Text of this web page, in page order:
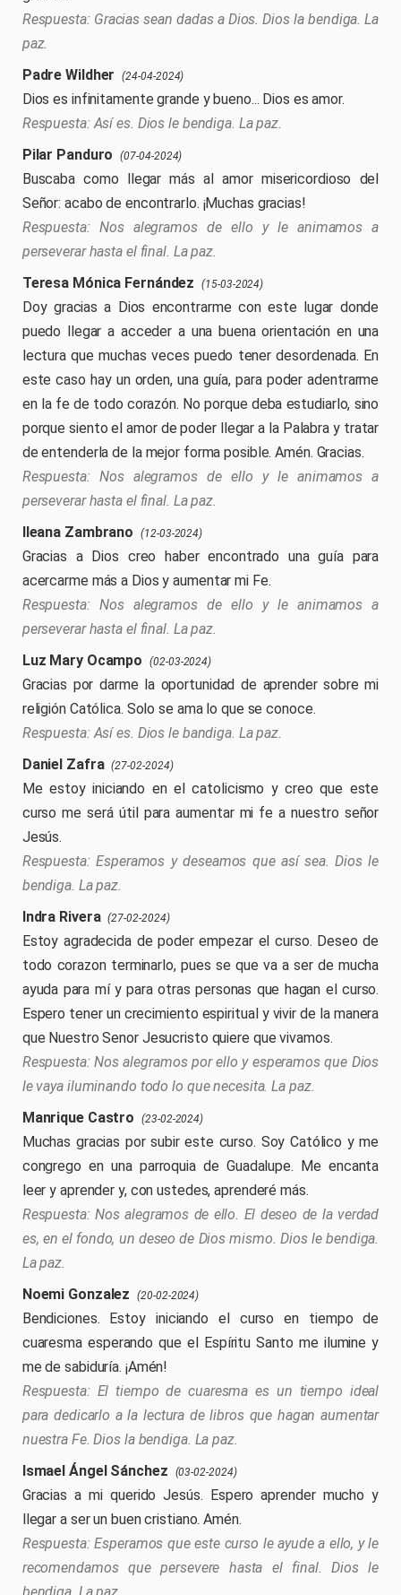
Gracias sean dadas a Dios. Dios la bendiga. La
paz.
Padre Wildher
(24-04-2024)
Dios es infinitamente grande y bueno... Dios es amor.
Así es. Dios le bendiga. La paz.
Pilar Panduro
(07-04-2024)
Buscaba como llegar más al amor misericordioso del
Señor: acabo de encontrarlo. ¡Muchas gracias!
Nos alegramos de ello y le animamos a
perseverar hasta el final. La paz.
Teresa Mónica Fernández
(15-03-2024)
Doy gracias a Dios encontrarme con este lugar donde
puedo llegar a acceder a una buena orientación en una
lectura que muchas veces puedo tener desordenada. En
este caso hay un orden, una guía, para poder adentrarme
en la fe de todo corazón. No porque deba estudiarlo, sino
porque siento el amor de poder llegar a la Palabra y tratar
de entenderla de la mejor forma posible. Amén. Gracias.
Nos alegramos de ello y le animamos a
perseverar hasta el final. La paz.
Ileana Zambrano
(12-03-2024)
Gracias a Dios creo haber encontrado una guía para
acercarme más a Dios y aumentar mi Fe.
Nos alegramos de ello y le animamos a
perseverar hasta el final. La paz.
Luz Mary Ocampo
(02-03-2024)
Gracias por darme la oportunidad de aprender sobre mi
religión Católica. Solo se ama lo que se conoce.
Así es. Dios le bandiga. La paz.
Daniel Zafra (27-02-2024)
Me estoy iniciando en el catolicismo y creo que este
curso me será útil para aumentar mi fe a nuestro señor
Jesús.
Esperamos y deseamos que así sea. Dios le
bendiga. La paz.
Indra Rivera (27-02-2024)
Estoy agradecida de poder empezar el curso. Deseo de
todo corazon terminarlo, pues se que va a ser de mucha
ayuda para mí y para otras personas que hagan el curso.
Espero tener un crecimiento espiritual y vivir de la manera
que Nuestro Senor Jesucristo quiere que vivamos.
Nos alegramos por ello y esperamos que Dios
le vaya iluminando todo lo que necesita. La paz.
Manrique Castro
(23-02-2024)
Muchas gracias por subir este curso. Soy Católico y me
congrego en una parroquia de Guadalupe. Me encanta
leer y aprender y, con ustedes, aprenderé más.
Nos alegramos de ello. El deseo de la verdad
es, en el fondo, un deseo de Dios mismo. Dios le bendiga.
La paz.
Noemi Gonzalez
(20-02-2024)
Bendiciones. Estoy iniciando el curso en tiempo de
cuaresma esperando que el Espíritu Santo me ilumine y
me de sabiduría. ¡Amén!
El tiempo de cuaresma es un tiempo ideal
para dedicarlo a la lectura de libros que hagan aumentar
nuestra Fe. Dios la bendiga. La paz.
Ismael Ángel Sánchez
(03-02-2024)
Gracias a mi querido Jesús. Espero aprender mucho y
llegar a ser un buen cristiano. Amén.
Esperamos que este curso le ayude a ello, y le
recomendamos que persevere hasta el final. Dios le